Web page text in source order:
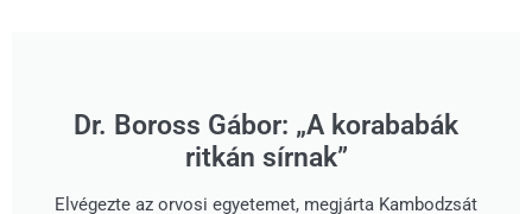
Dr. Boross Gábor: „A korababák
ritkán sírnak”
Elvégezte az orvosi egyetemet, megjárta Kambodzsát